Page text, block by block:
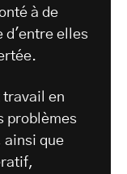
à de
d'entre elles
travail en
problèmes
ainsi que